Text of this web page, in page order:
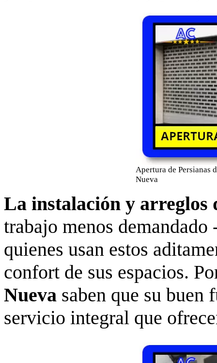
Apertura de Persianas
Nueva
La instalación y arreglos
trabajo menos demandado
quienes usan estos
confort de sus espacios.
Nueva saben que su buen
servicio integral que